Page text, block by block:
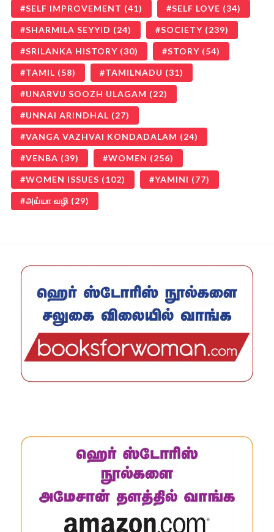
SELF IMPROVEMENT (41) SELF LOVE (34)
SHARMILA SEYYID (24) SOCIETY (239)
SRILANKA HISTORY (30) STORY (54)
TAMIL (58) TAMILNADU (31)
UNARVU SOOZH ULAGAM (22)
UNNAI ARINDHAL (27)
VANGA VAZHVAI KONDADALAM (24)
VENBA (39) WOMEN (256)
WOMEN ISSUES (102) YAMINI (77)
அய்யா வழி (29)